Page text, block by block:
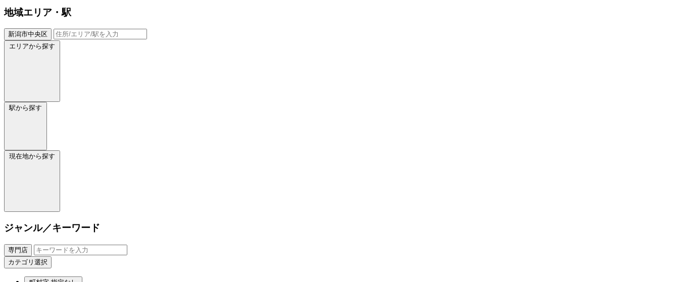
地域エリア・駅
新潟市中央区
エリアから探す
駅から探す
現在地から探す
ジャンル／キーワード
専門店
カテゴリ選択